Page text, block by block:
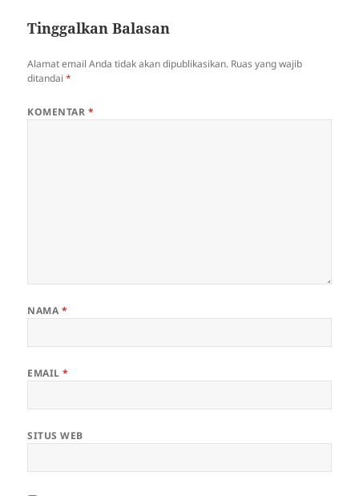
Tinggalkan Balasan
Alamat email Anda tidak akan dipublikasikan. Ruas yang wajib
ditandai*
KOMENTAR *
NAMA *
EMAIL*
SITUS WEB